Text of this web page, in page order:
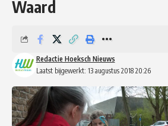
Waard
Laatst bijgewerkt: 13 augustus 2018 20:26
Redactie Hoeksch Nieuws